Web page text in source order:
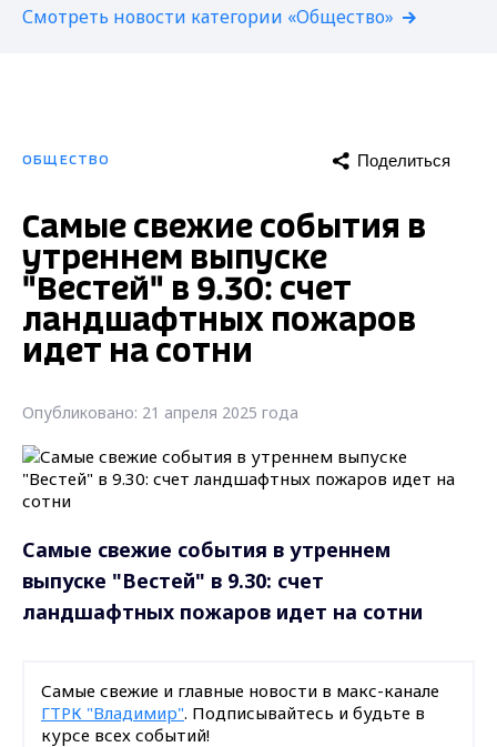
Смотреть новости категории «Общество»
ОБЩЕСТВО Поделиться
Самые свежие события в
утреннем выпуске
"Вестей" в 9.30: счет
ландшафтных пожаров
идет на сотни
Опубликовано: 21 апреля 2025 года
Самые свежие события в утреннем
выпуске "Вестей" в 9.30: счет
ландшафтных пожаров идет на сотни
Самые свежие и главные новости в макс-канале
ГТРК "Владимир". Подписывайтесь и будьте в
курсе всех событий!